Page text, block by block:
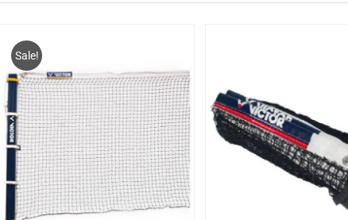
Sale!